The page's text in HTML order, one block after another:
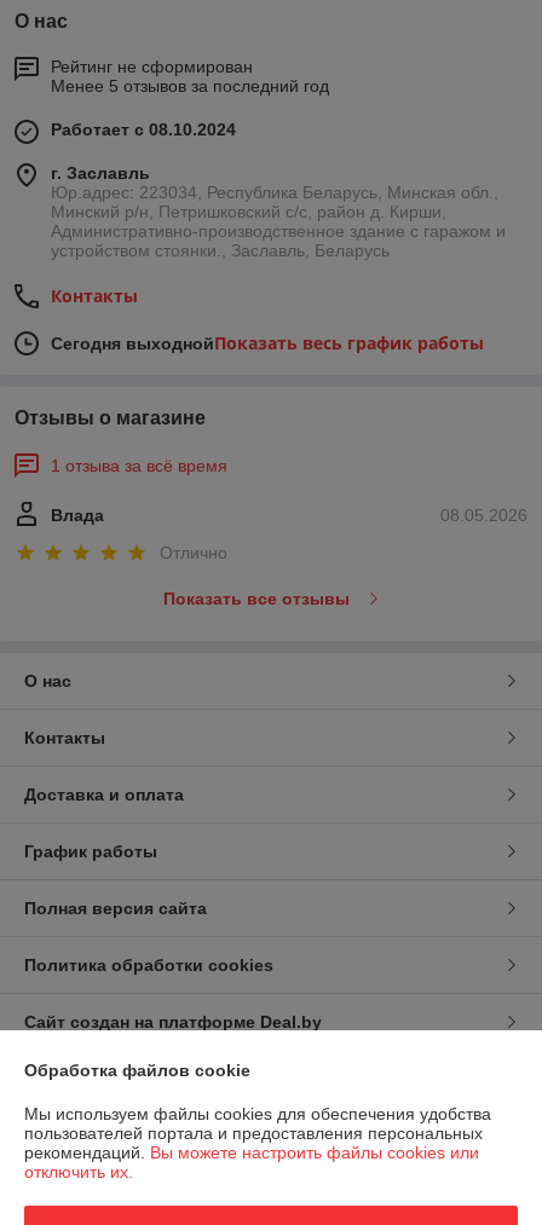
О нас
Рейтинг не сформирован
Менее 5 отзывов за последний год
Работает с 08.10.2024
г. Заславль
Юр.адрес: 223034, Республика Беларусь, Минская обл.,
Минский р/н, Петришковский с/с, район д. Кирши,
Административно-производственное здание с гаражом и
устройством стоянки., Заславль, Беларусь
Контакты
Сегодня выходнойПоказать весь график работы
Отзывы о магазине
1 отзыва за всё время
08.05.2026
Влада
Отлично
Показать все отзывы
О нас
Контакты
Доставка и оплата
График работы
Полная версия сайта
Политика обработки cookies
Сайт создан на платформе Deal.by
Информация для покупателя
Обработка файлов cookie
Мы используем файлы cookies для обеспечения удобства
пользователей портала и предоставления персональных
рекомендаций. Вы можете настроить файлы cookies или
отключить их.